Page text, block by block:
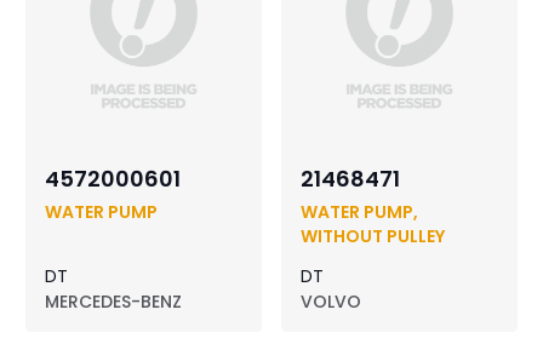
4572000601
WATER PUMP
DT
MERCEDES-BENZ
21468471
WATER PUMP,
WITHOUT PULLEY
DT
VOLVO